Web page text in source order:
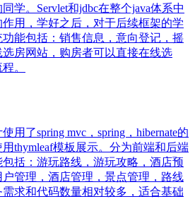
学。Servlet和jdbc在整个java体系中
用，学好之后，对于后续框架的学
能包括：销售信息，意向登记，摇
房网站，购房者可以直接在线选
。
用了spring mvc，spring，hibernate的
thymleaf模板展示。分为前端和后端
括：游玩路线，游玩攻略，酒店预
管理，酒店管理，景点管理，路线
求和代码数量相对较多，适合基础